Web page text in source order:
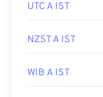
UTC A IST
NZST A IST
WIB A IST